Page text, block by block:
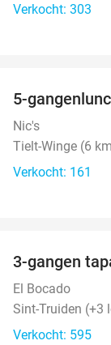
Verkocht: 303
5-
Nic's
Tielt-Winge (6
Verkocht: 161
3-gangen
El Bocado
Sint-Truiden (+3
Verkocht: 595